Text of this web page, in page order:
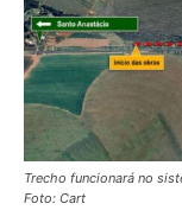
Trecho funcionará no
Foto: Cart